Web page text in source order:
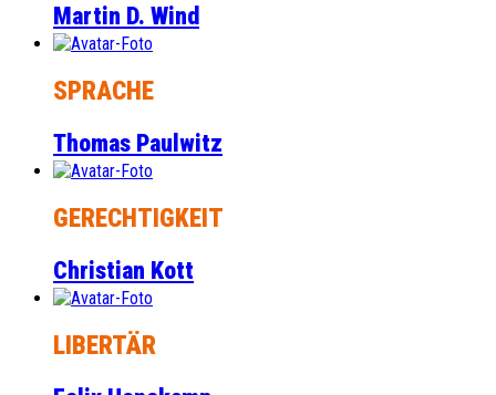
Martin D. Wind
SPRACHE
Thomas Paulwitz
GERECHTIGKEIT
Christian Kott
LIBERTÄR